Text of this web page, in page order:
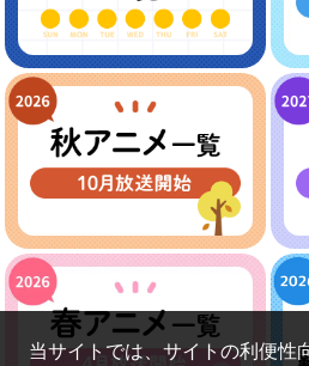
当サイトでは、サイトの利便性